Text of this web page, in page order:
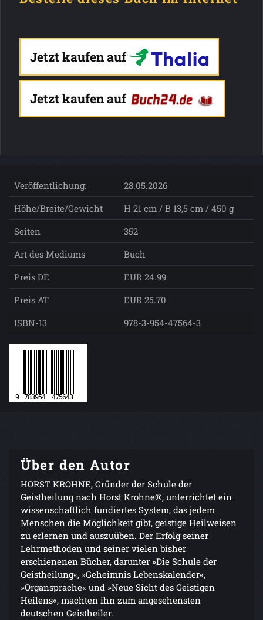
Jetzt kaufen auf
Jetzt kaufen auf
Veröffentlichung:
28.05.2026
Höhe/Breite/Gewicht
H 21 cm / B 13,5 cm / 450 g
Seiten
352
Art des Mediums
Buch
Preis DE
EUR 24.99
Preis AT
EUR 25.70
ISBN-13
978-3-954-47564-3
Über den Autor
HORST KROHNE, Gründer der Schule der
Geistheilung nach Horst Krohne®, unterrichtet ein
wissenschaftlich fundiertes System, das jedem
Menschen die Möglichkeit gibt, geistige Heilweisen
zu erlernen und auszuüben. Der Erfolg seiner
Lehrmethoden und seiner vielen bisher
erschienenen Bücher, darunter »Die Schule der
Geistheilung«, »Geheimnis Lebenskalender«,
»Organsprache« und »Neue Sicht des Geistigen
Heilens«, machten ihn zum angesehensten
deutschen Geistheiler.